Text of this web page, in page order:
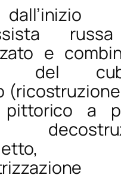
e
del
pittorico a